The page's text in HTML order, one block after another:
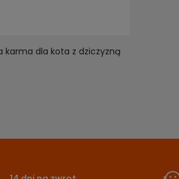
karma dla kota z dziczyzną